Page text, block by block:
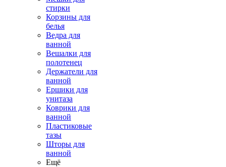
стирки
Корзины для
белья
Ведра для
ванной
Вешалки для
полотенец
Держатели для
ванной
Ершики для
унитаза
Коврики для
ванной
Пластиковые
тазы
Шторы для
ванной
Ещё